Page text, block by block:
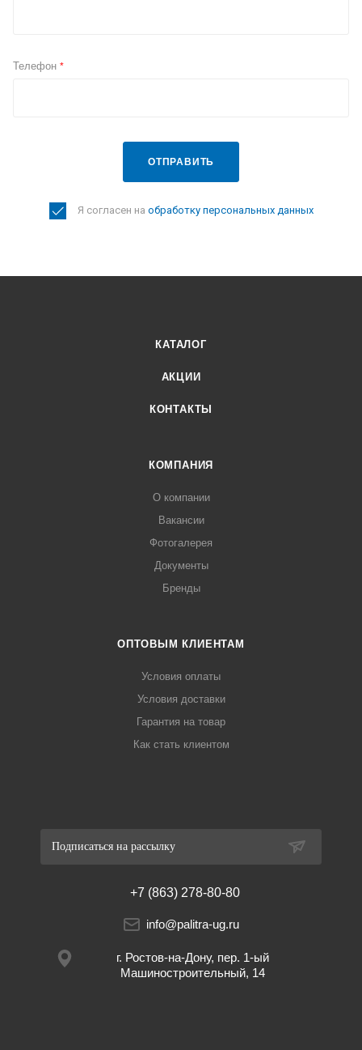
Телефон *
ОТПРАВИТЬ
Я согласен на обработку персональных данных
КАТАЛОГ
АКЦИИ
КОНТАКТЫ
КОМПАНИЯ
О компании
Вакансии
Фотогалерея
Документы
Бренды
ОПТОВЫМ КЛИЕНТАМ
Условия оплаты
Условия доставки
Гарантия на товар
Как стать клиентом
Подписаться на рассылку
+7 (863) 278-80-80
info@palitra-ug.ru
г. Ростов-на-Дону, пер. 1-ый
Машиностроительный, 14